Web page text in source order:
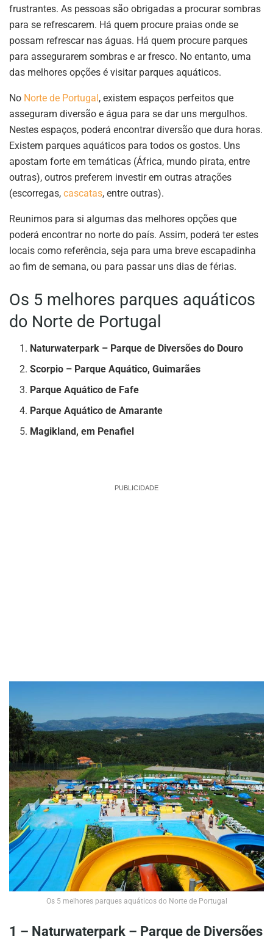
frustrantes. As pessoas são obrigadas a procurar sombras
para se refrescarem. Há quem procure praias onde se
possam refrescar nas águas. Há quem procure parques
para assegurarem sombras e ar fresco. No entanto, uma
das melhores opções é visitar parques aquáticos.
No Norte de Portugal, existem espaços perfeitos que
asseguram diversão e água para se dar uns mergulhos.
Nestes espaços, poderá encontrar diversão que dura horas.
Existem parques aquáticos para todos os gostos. Uns
apostam forte em temáticas (África, mundo pirata, entre
outras), outros preferem investir em outras atrações
(escorregas, cascatas, entre outras).
Reunimos para si algumas das melhores opções que
poderá encontrar no norte do país. Assim, poderá ter estes
locais como referência, seja para uma breve escapadinha
ao fim de semana, ou para passar uns dias de férias.
Os 5 melhores parques aquáticos
do Norte de Portugal
Naturwaterpark – Parque de Diversões do Douro
Scorpio – Parque Aquático, Guimarães
Parque Aquático de Fafe
Parque Aquático de Amarante
Magikland, em Penafiel
PUBLICIDADE
Os 5 melhores parques aquáticos do Norte de Portugal
1 – Naturwaterpark – Parque de Diversões